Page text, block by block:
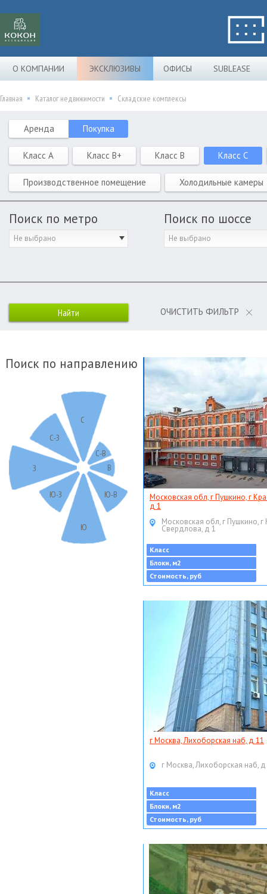
О КОМПАНИИ ЭКСКЛЮЗИВЫ ОФИСЫ SUBLEASE
Главная Каталог недвижимости Складские комплексы
Аренда Покупка
Класс A Класс B+ Класс B Класс C
Производственное помещение Холодильные камеры
Поиск по метро
Не выбрано
Поиск по шоссе
Не выбрано
ОЧИСТИТЬ ФИЛЬТР
Поиск по направлению
С
С-В
В
Ю-В
Ю
Ю-З
З
С-З
Московская обл, г Пушкино, г
д 1
Московская обл, г Пушкино, г
Свердлова, д 1
Класс
Блоки, м2
Стоимость, руб
г Москва, Лихоборская наб, д 11
г Москва, Лихоборская наб,
Класс
Блоки, м2
Стоимость, руб